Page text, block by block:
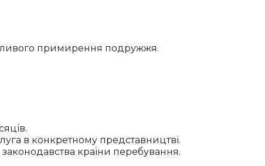
примирення подружжя.
в конкретному представництві.
країни перебування.